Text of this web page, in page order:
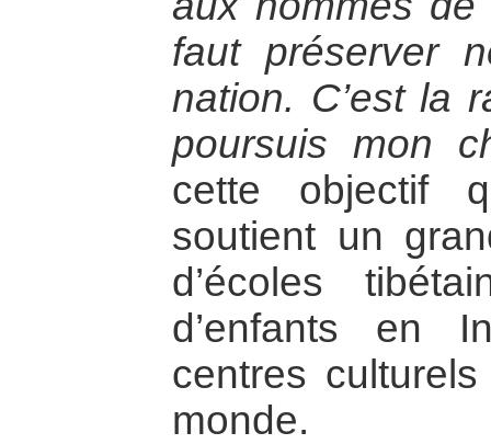
faut préserver
nation. C’est la
poursuis mon
cette objectif
soutient un
d’écoles
d’enfants en
centres
monde.